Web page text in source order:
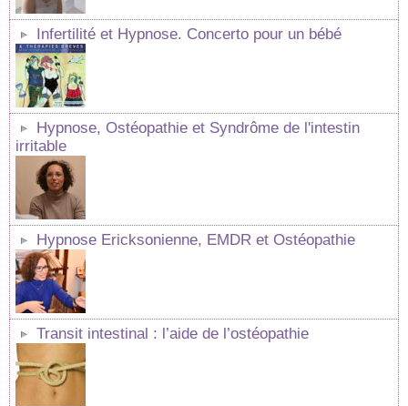
Infertilité et Hypnose. Concerto pour un bébé
Hypnose, Ostéopathie et Syndrôme de l'intestin
irritable
Hypnose Ericksonienne, EMDR et Ostéopathie
Transit intestinal : l’aide de l’ostéopathie